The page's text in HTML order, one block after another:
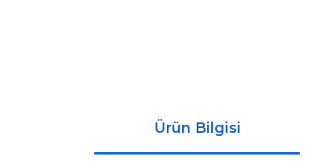
Ürün Bilgisi